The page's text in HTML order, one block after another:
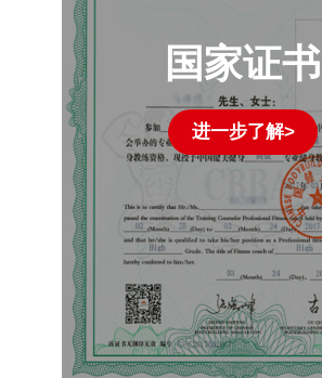
国家证书
进一步了解>